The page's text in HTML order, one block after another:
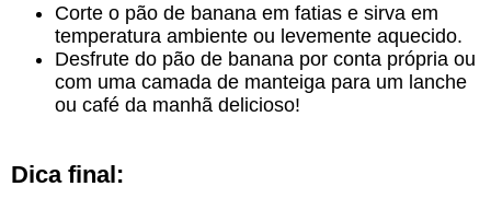
Corte o pão de banana em fatias e sirva em
temperatura ambiente ou levemente aquecido.
Desfrute do pão de banana por conta própria ou
com uma camada de manteiga para um lanche
ou café da manhã delicioso!
Dica final: